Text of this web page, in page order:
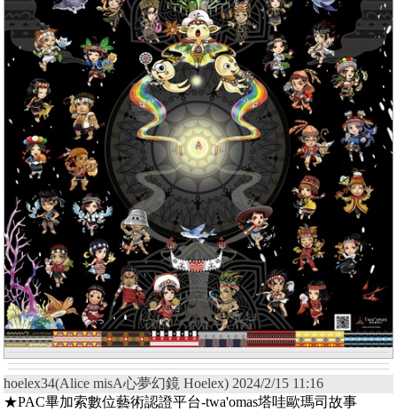
hoelex34(Alice misA心夢幻鏡 Hoelex) 2024/2/15 11:16
★PAC畢加索數位藝術認證平台-twa'omas塔哇歐瑪司故事